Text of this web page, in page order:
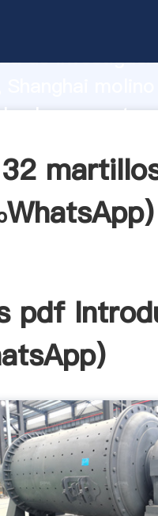
de
valor y aporta
WhatsApp)
pdf
)